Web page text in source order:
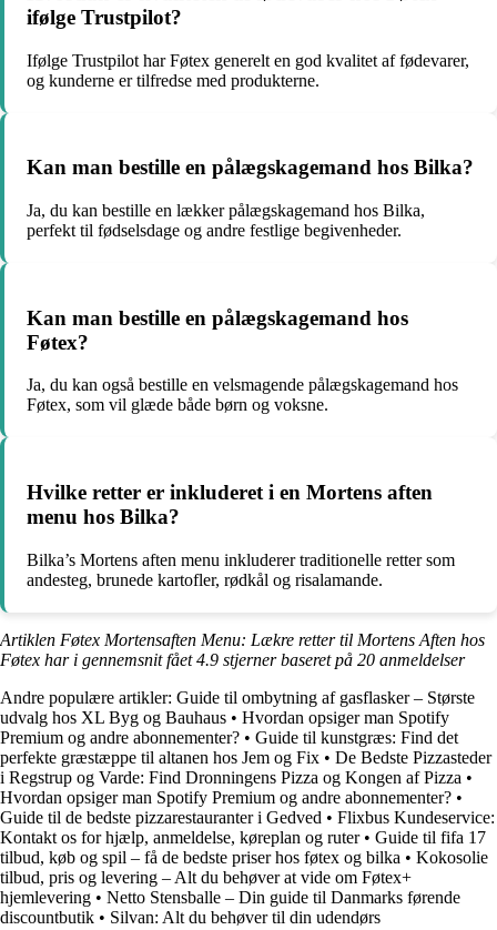
ifølge Trustpilot?
Ifølge Trustpilot har Føtex generelt en god kvalitet af fødevarer,
og kunderne er tilfredse med produkterne.
Kan man bestille en pålægskagemand hos Bilka?
Ja, du kan bestille en lækker pålægskagemand hos Bilka,
perfekt til fødselsdage og andre festlige begivenheder.
Kan man bestille en pålægskagemand hos
Føtex?
Ja, du kan også bestille en velsmagende pålægskagemand hos
Føtex, som vil glæde både børn og voksne.
Hvilke retter er inkluderet i en Mortens aften
menu hos Bilka?
Bilka’s Mortens aften menu inkluderer traditionelle retter som
andesteg, brunede kartofler, rødkål og risalamande.
Artiklen Føtex Mortensaften Menu: Lækre retter til Mortens Aften hos
Føtex har i gennemsnit fået4.9 stjerner baseret på 20 anmeldelser
Andre populære artikler: Guide til ombytning af gasflasker – Største
udvalg hos XL Byg og Bauhaus • Hvordan opsiger man Spotify
Premium og andre abonnementer? • Guide til kunstgræs: Find det
perfekte græstæppe til altanen hos Jem og Fix • De Bedste Pizzasteder
i Regstrup og Varde: Find Dronningens Pizza og Kongen af Pizza •
Hvordan opsiger man Spotify Premium og andre abonnementer? •
Guide til de bedste pizzarestauranter i Gedved • Flixbus Kundeservice:
Kontakt os for hjælp, anmeldelse, køreplan og ruter• Guide til fifa 17
tilbud, køb og spil – få de bedste priser hos føtex og bilka • Kokosolie
tilbud, pris og levering – Alt du behøver at vide om Føtex+
hjemlevering • Netto Stensballe – Din guide til Danmarks førende
discountbutik • Silvan: Alt du behøver til din udendørs